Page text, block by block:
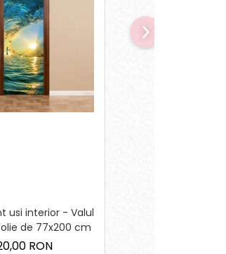
usi interior - Valul
de 77x200 cm
RON